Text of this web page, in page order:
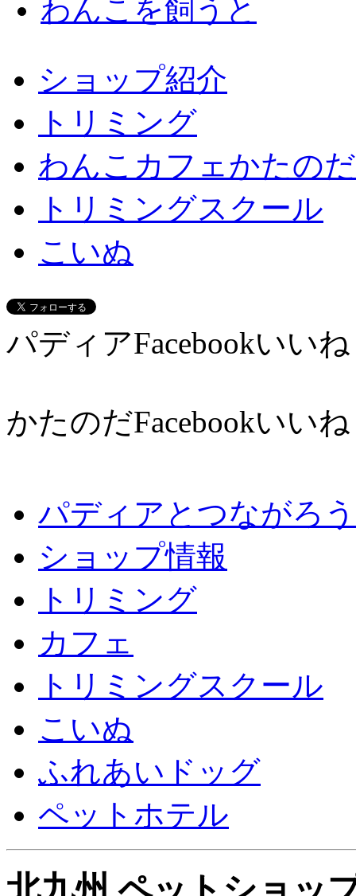
わんこを飼うと
ショップ紹介
トリミング
わんこカフェかたのだ
トリミングスクール
こいぬ
パディアFacebookいい
かたのだFacebookいい
パディアとつながろう
ショップ情報
トリミング
カフェ
トリミングスクール
こいぬ
ふれあいドッグ
ペットホテル